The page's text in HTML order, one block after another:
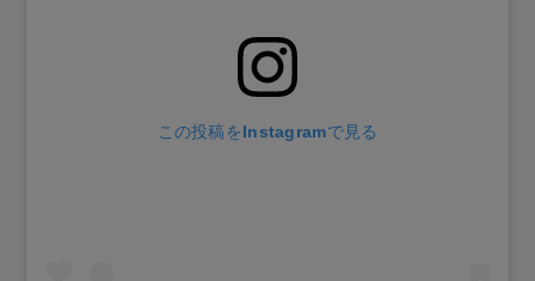
この投稿をInstagramで見る